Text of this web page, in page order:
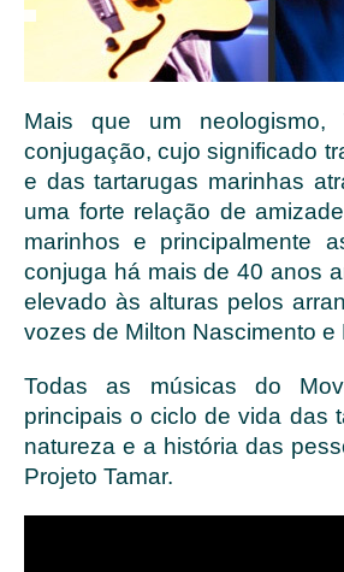
Mais que um
conjugação, cujo significado
e das tartarugas marinhas
uma forte relação de
marinhos e principalmente
conjuga há mais de 40 anos
elevado às alturas pelos
vozes de Milton Nascimento
Todas as músicas do
principais o ciclo de vida das
natureza e a história das
Projeto Tamar.